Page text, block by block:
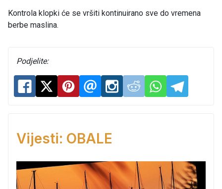
Kontrola klopki će se vršiti kontinuirano sve do vremena
berbe maslina.
Podjelite:
Vijesti: OBALE